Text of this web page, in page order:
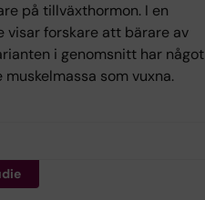
på tillväxthormon. I en
visar forskare att bärare av
i genomsnitt har något
muskelmassa som vuxna.